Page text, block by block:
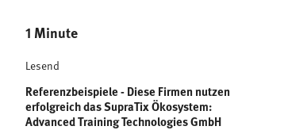
1 Minute
Lesend
Referenzbeispiele - Diese Firmen nutzen
erfolgreich das SupraTix Ökosystem:
Advanced Training Technologies GmbH